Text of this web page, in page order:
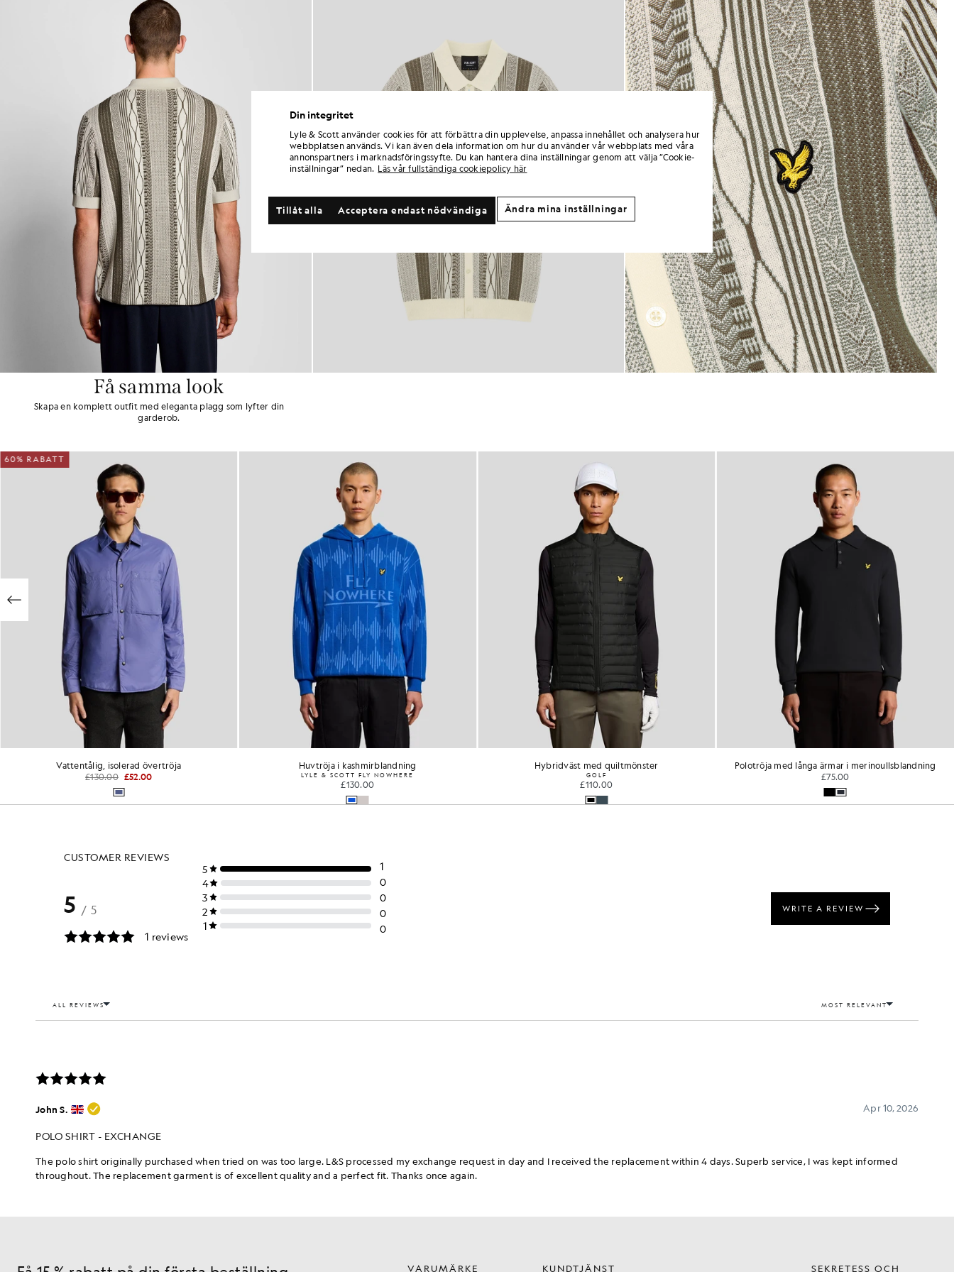
Få samma look
Skapa en komplett outfit med eleganta plagg som lyfter din
garderob.
Polotröja i bomullstrik
£75.00
Vattentålig, isolerad övertröja
£130.00 £52.00
Huvtröja i kashmirblandning
LYLE & SCOTT FLY NOWHERE
£130.00
Hybridväst med quiltmönster
GOLF
VARUMÄRKE KUNDTJÄNST SEKRETESS OCH
Din integritet
Lyle & Scott använder cookies för att förbättra din upplevelse, anpassa innehållet och analysera hur
webbplatsen används. Vi kan även dela information om hur du använder vår webbplats med våra
annonspartners i marknadsföringssyfte. Du kan hantera dina inställningar genom att välja ”Cookie-
inställningar” nedan. Läs vår fullständiga cookiepolicy här
Acceptera endast nödvändiga
Tillåt alla Ändra mina inställningar